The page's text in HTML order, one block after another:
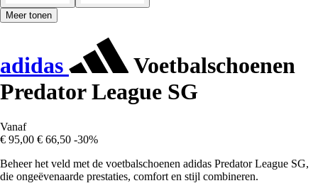
Meer tonen
adidas
Voetbalschoenen
Predator League SG
Vanaf
€ 95,00 € 66,50 -30%
Beheer het veld met de voetbalschoenen adidas Predator League SG,
die ongeëvenaarde prestaties, comfort en stijl combineren.